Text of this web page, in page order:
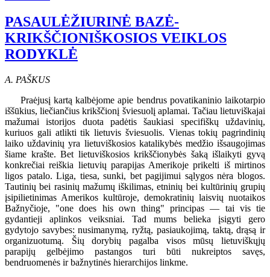
PASAULĖŽIURINĖ BAZĖ-
KRIKŠČIONIŠKOSIOS VEIKLOS
RODYKLĖ
A. PAŠKUS
Praėjusį kartą kalbėjome apie bendrus povatikaninio laikotarpio
iššūkius, liečiančius krikščionį šviesuolį aplamai. Tačiau lietuviškajai
mažumai istorijos duota padėtis šaukiasi specifiškų uždavinių,
kuriuos gali atlikti tik lietuvis šviesuolis. Vienas tokių pagrindinių
laiko uždavinių yra lietuviškosios katalikybės medžio išsaugojimas
šiame krašte. Bet lietuviškosios krikščionybės šaką išlaikyti gyvą
konkrečiai reiškia lietuvių parapijas Amerikoje prikelti iš mirtinos
ligos patalo. Liga, tiesa, sunki, bet pagijimui sąlygos nėra blogos.
Tautinių bei rasinių mažumų iškilimas, etninių bei kultūrinių grupių
įsipilietinimas Amerikos kultūroje, demokratinių laisvių nuotaikos
Bažnyčioje, "one does his own thing" principas — tai vis tie
gydantieji aplinkos veiksniai. Tad mums belieka įsigyti gero
gydytojo savybes: nusimanymą, ryžtą, pasiaukojimą, taktą, drąsą ir
organizuotumą. Šių dorybių pagalba visos mūsų lietuviškųjų
parapijų gelbėjimo pastangos turi būti nukreiptos savęs,
bendruomenės ir bažnytinės hierarchijos linkme.